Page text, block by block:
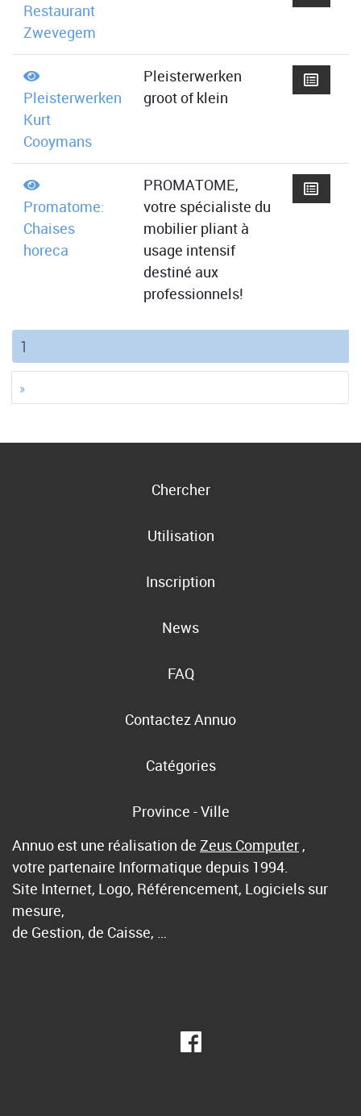
Restaurant
Zwevegem
Pleisterwerken
Kurt
Cooymans
Pleisterwerken
groot of klein
Promatome:
Chaises
horeca
PROMATOME,
votre spécialiste du
mobilier pliant à
usage intensif
destiné aux
professionnels!
1
»
Chercher
Utilisation
Inscription
News
FAQ
Contactez Annuo
Catégories
Province - Ville
Annuo est une réalisation de Zeus Computer ,
votre partenaire Informatique depuis 1994.
Site Internet, Logo, Référencement, Logiciels sur
mesure,
de Gestion, de Caisse, …